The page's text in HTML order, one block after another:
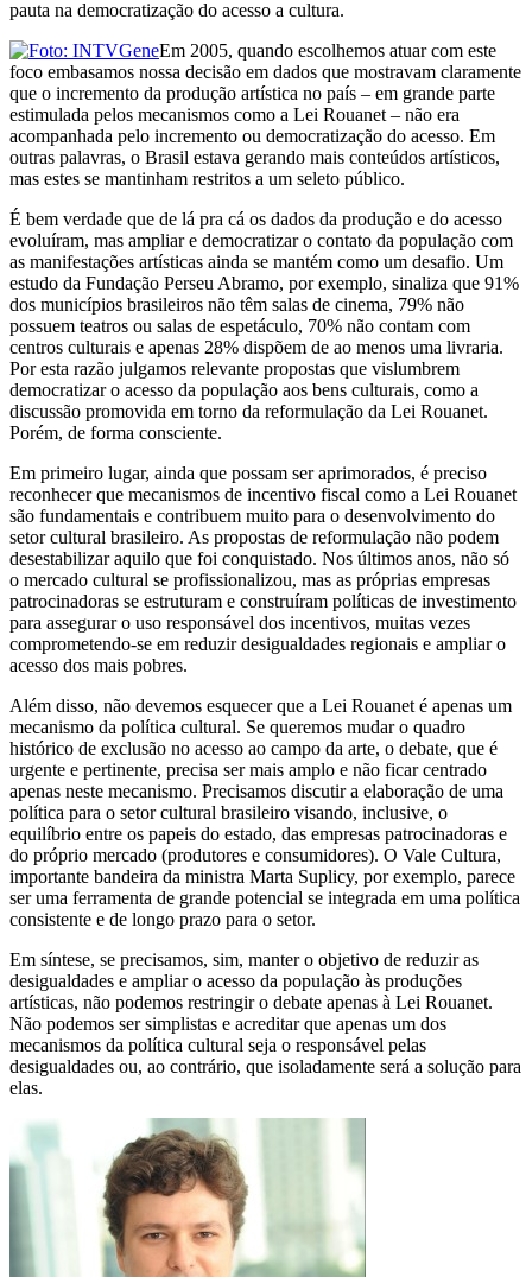
pauta na democratização do acesso a cultura.
Em 2005, quando escolhemos atuar com este
foco embasamos nossa decisão em dados que mostravam claramente
que o incremento da produção artística no país – em grande parte
estimulada pelos mecanismos como a Lei Rouanet – não era
acompanhada pelo incremento ou democratização do acesso. Em
outras palavras, o Brasil estava gerando mais conteúdos artísticos,
mas estes se mantinham restritos a um seleto público.
É bem verdade que de lá pra cá os dados da produção e do acesso
evoluíram, mas ampliar e democratizar o contato da população com
as manifestações artísticas ainda se mantém como um desafio. Um
estudo da Fundação Perseu Abramo, por exemplo, sinaliza que 91%
dos municípios brasileiros não têm salas de cinema, 79% não
possuem teatros ou salas de espetáculo, 70% não contam com
centros culturais e apenas 28% dispõem de ao menos uma livraria.
Por esta razão julgamos relevante propostas que vislumbrem
democratizar o acesso da população aos bens culturais, como a
discussão promovida em torno da reformulação da Lei Rouanet.
Porém, de forma consciente.
Em primeiro lugar, ainda que possam ser aprimorados, é preciso
reconhecer que mecanismos de incentivo fiscal como a Lei Rouanet
são fundamentais e contribuem muito para o desenvolvimento do
setor cultural brasileiro. As propostas de reformulação não podem
desestabilizar aquilo que foi conquistado. Nos últimos anos, não só
o mercado cultural se profissionalizou, mas as próprias empresas
patrocinadoras se estruturam e construíram políticas de investimento
para assegurar o uso responsável dos incentivos, muitas vezes
comprometendo-se em reduzir desigualdades regionais e ampliar o
acesso dos mais pobres.
Além disso, não devemos esquecer que a Lei Rouanet é apenas um
mecanismo da política cultural. Se queremos mudar o quadro
histórico de exclusão no acesso ao campo da arte, o debate, que é
urgente e pertinente, precisa ser mais amplo e não ficar centrado
apenas neste mecanismo. Precisamos discutir a elaboração de uma
política para o setor cultural brasileiro visando, inclusive, o
equilíbrio entre os papeis do estado, das empresas patrocinadoras e
do próprio mercado (produtores e consumidores). O Vale Cultura,
importante bandeira da ministra Marta Suplicy, por exemplo, parece
ser uma ferramenta de grande potencial se integrada em uma política
consistente e de longo prazo para o setor.
Em síntese, se precisamos, sim, manter o objetivo de reduzir as
desigualdades e ampliar o acesso da população às produções
artísticas, não podemos restringir o debate apenas à Lei Rouanet.
Não podemos ser simplistas e acreditar que apenas um dos
mecanismos da política cultural seja o responsável pelas
desigualdades ou, ao contrário, que isoladamente será a solução para
elas.